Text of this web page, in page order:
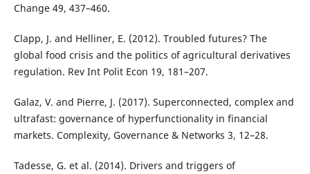
Change 49, 437–460.
Clapp, J. and Helliner, E. (2012). Troubled futures? The
global food crisis and the politics of agricultural derivatives
regulation. Rev Int Polit Econ 19, 181–207.
Galaz, V. and Pierre, J. (2017). Superconnected, complex and
ultrafast: governance of hyperfunctionality in financial
markets. Complexity, Governance & Networks 3, 12–28.
Tadesse, G. et al. (2014). Drivers and triggers of